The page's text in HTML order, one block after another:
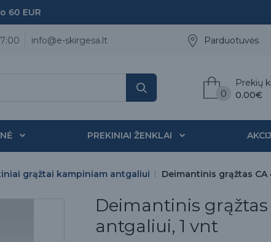
EUR
info@e-skirgesa.lt Parduotuvės
Prekių
0.00€
0
PREKINIAI ŽENKLAI
grąžtai kampiniam antgaliui Deimantinis grąžtas
Deimantinis
antgaliui, 1 vnt